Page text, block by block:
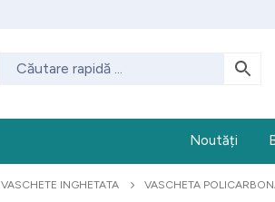
Noutăți
VASCHETE INGHETATA VASCHETA